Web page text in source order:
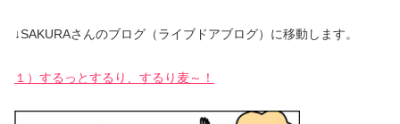
↓SAKURAさんのブログ（ライブドアブログ）に移動します。
１）するっとするり、するり麦～！